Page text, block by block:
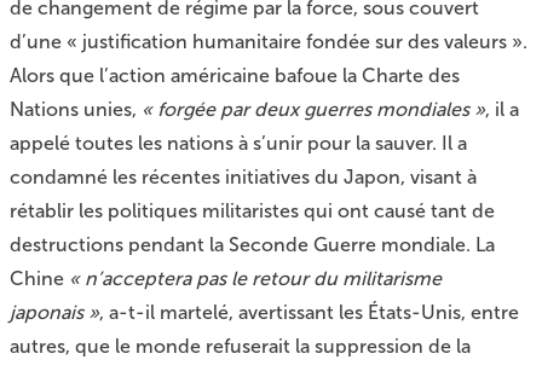
de changement de régime par la force, sous couvert
d’une « justification humanitaire fondée sur des valeurs ».
Alors que l’action américaine bafoue la Charte des
Nations unies, « forgée par deux guerres mondiales », il a
appelé toutes les nations à s’unir pour la sauver. Il a
condamné les récentes initiatives du Japon, visant à
rétablir les politiques militaristes qui ont causé tant de
destructions pendant la Seconde Guerre mondiale. La
Chine « n’acceptera pas le retour du militarisme
japonais », a-t-il martelé, avertissant les États-Unis, entre
autres, que le monde refuserait la suppression de la